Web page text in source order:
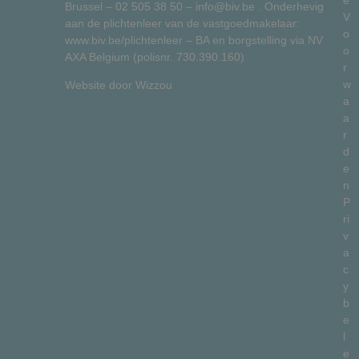
Brussel – 02 505 38 50 – info@biv.be . Onderhevig
aan de plichtenleer van de vastgoedmakelaar:
www.biv.be/plichtenleer – BA en borgstelling via NV
AXA Belgium (polisnr. 730.390.160)
Website door Wizzou
V
o
o
r
w
a
a
r
d
e
n
P
ri
v
a
c
y
b
e
l
e